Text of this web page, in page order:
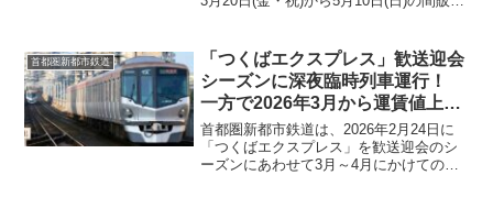
ゴールデンウィークの期間に利用が可能
となっていますのでお出かけの際には有
効に活用してみてはいかがでしょうか。
首都圏新都市鉄道
「つくばエクスプレス」歓送迎会
シーズンに深夜臨時列車運行！
一方で2026年3月から運賃値上げ
も実施へ
首都圏新都市鉄道は、2026年2月24日に
「つくばエクスプレス」を歓送迎会のシ
ーズンにあわせて3月～4月にかけての休